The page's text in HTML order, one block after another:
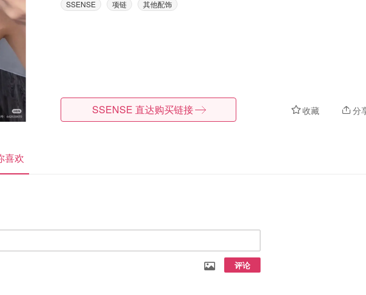
SSENSE 项链 其他配饰
收藏 分
SSENSE 直达购买链接
喜欢
评论